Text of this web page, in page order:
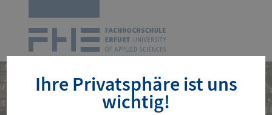
Navigation
überspringenIhre Privatsphäre ist uns
wichtig!